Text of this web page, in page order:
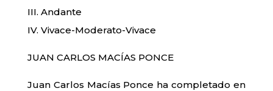
III. Andante
IV. Vivace-Moderato-Vivace
JUAN CARLOS MACÍAS PONCE
Juan Carlos Macías Ponce ha completado en